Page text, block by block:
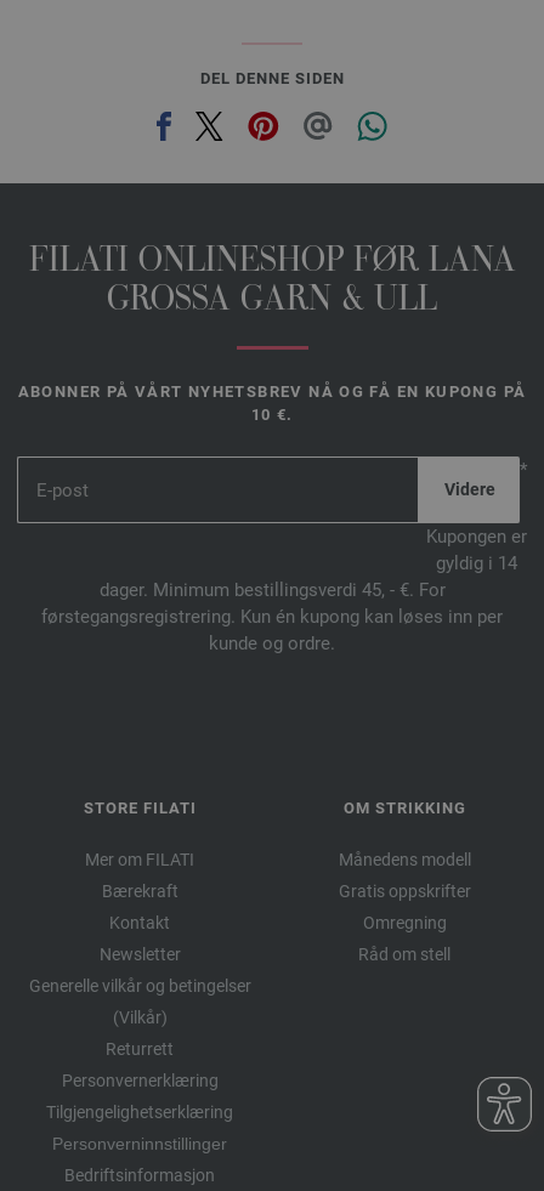
DEL DENNE SIDEN
FILATI ONLINESHOP FØR LANA
GROSSA GARN & ULL
ABONNER PÅ VÅRT NYHETSBREV NÅ OG FÅ EN KUPONG PÅ
10 €.
*
Kupongen er
gyldig i 14
dager. Minimum bestillingsverdi 45, - €. For
førstegangsregistrering. Kun én kupong kan løses inn per
kunde og ordre.
STORE FILATI
Mer om FILATI
Bærekraft
Kontakt
Newsletter
Generelle vilkår og betingelser
(Vilkår)
Returrett
Personvernerklæring
Tilgjengelighetserklæring
Personverninnstillinger
Bedriftsinformasjon
OM STRIKKING
Månedens modell
Gratis oppskrifter
Omregning
Råd om stell